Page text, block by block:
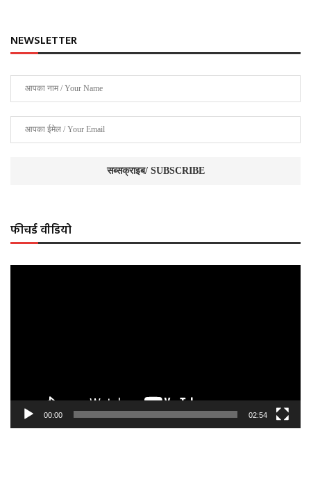
NEWSLETTER
फीचर्ड वीडियो
00:00 02:54